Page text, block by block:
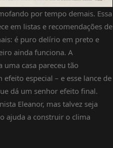
por tempo demais. Essa
em listas e recomendações de
é puro delírio em preto e
ainda funciona. A
uma casa pareceu tão
especial – e esse lance de
dá um senhor efeito final.
Eleanor, mas talvez seja
ajuda a construir o clima